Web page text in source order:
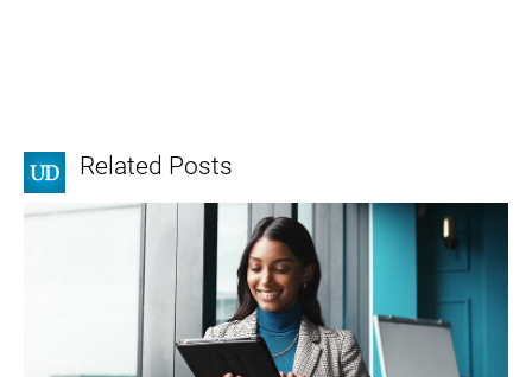
Related Posts